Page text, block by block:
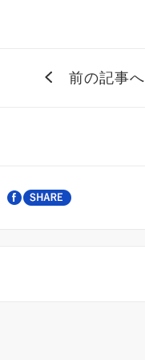
前の記事へ